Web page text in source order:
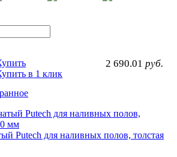
2 690.01 руб.
в 1 клик
Putech для наливных полов, толстая